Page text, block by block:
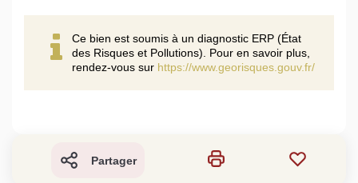
Ce bien est soumis à un diagnostic ERP (État
des Risques et Pollutions). Pour en savoir plus,
rendez-vous sur https://www.georisques.gouv.fr/
Partager